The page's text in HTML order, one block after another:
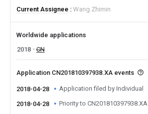
Current Assignee
Wang Zhimin
Worldwide applications
2018
CN
Application CN201810397938.XA events
2018-04-28 Application filed by Individual
2018-04-28 Priority to CN201810397938.XA